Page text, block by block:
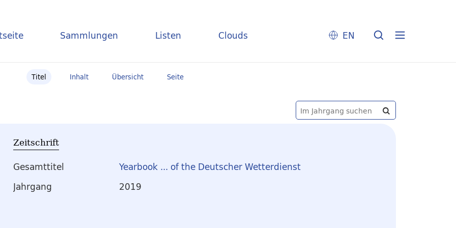
Sammlungen Listen Clouds EN
Titel Inhalt Übersicht Seite
Zeitschrift
Gesamttitel
Yearbook ... of the Deutscher Wetterdienst
Jahrgang
2019